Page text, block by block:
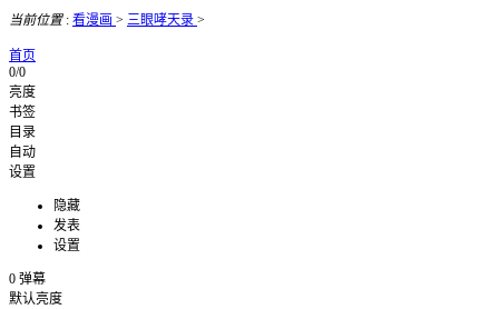
当前位置: 看漫画 > 三眼哮天录 >
首页
0/0
亮度
书签
目录
自动
设置
隐藏
发表
设置
0 弹幕
默认亮度